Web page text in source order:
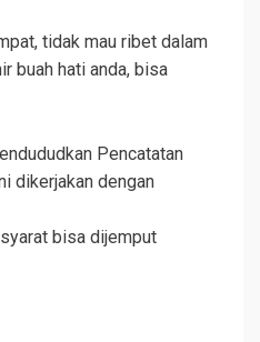
tidak mau ribet dalam
buah hati anda, bisa
Pencatatan
dikerjakan dengan
bisa dijemput